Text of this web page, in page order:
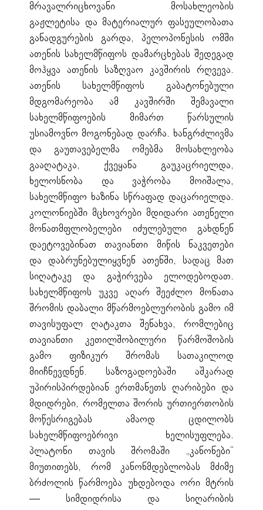
მრავალრიცხოვანი მოსახლეობის
გაჟლეტისა და მატერიალურ ფასეულობათა
განადგურების გარდა, პელოპონესის ომში
ათენის სახელმწიფოს დამარცხებას შედეგად
მოჰყვა ათენის საზღვაო კავშირის რღვევა.
ათენის სახელმწიფოს გაბატონებული
მდგომარეობა ამ კავშირში შემავალი
სახელმწიფოების მიმართ წარსულის
უსიამოვნო მოგონებად დარჩა. ხანგრძლივმა
და გაუთავებელმა ომებმა მოსახლეობა
გააღატაკა, ქვეყანა გაუკაცრიელდა,
ხელოსნობა და ვაჭრობა მოიშალა,
სახელმწიფო ხაზინა სწრაფად დაცარიელდა.
კოლონიებში მცხოვრები მდიდარი ათენელი
მონათმფლობელები იძულებული გახდნენ
დაეტოვებინათ თავიანთი მიწის ნაკვეთები
და დაბრუნებულიყვნენ ათენში, სადაც მათ
სიღატაკე და გაჭირვება ელოდებოდათ.
სახელმწიფოს უკვე აღარ შეეძლო მონათა
შრომის დაბალი მწარმოებლურობის გამო იმ
თავისუფალ ღატაკთა შენახვა, რომლებიც
თავიანთი კეთილშობილური წარმოშობის
გამო ფიზიკურ შრომას სათაკილოდ
მიიჩნევდნენ. საზოგადოებაში აშკარად
უპირისპირდებიან ერთმანეთს ღარიბები და
მდიდრები, რომელთა შორის ურთიერთობის
მოწესრიგებას ამაოდ ცდილობს
სახელმწიფოებრივი ხელისუფლება.
პლატონი თავის შრომაში „კანონები“
მიუთითებს, რომ კანონმდებლობას მძიმე
ბრძოლის წარმოება უხდებოდა ორი მტრის
— სიმდიდრისა და სიღარიბის